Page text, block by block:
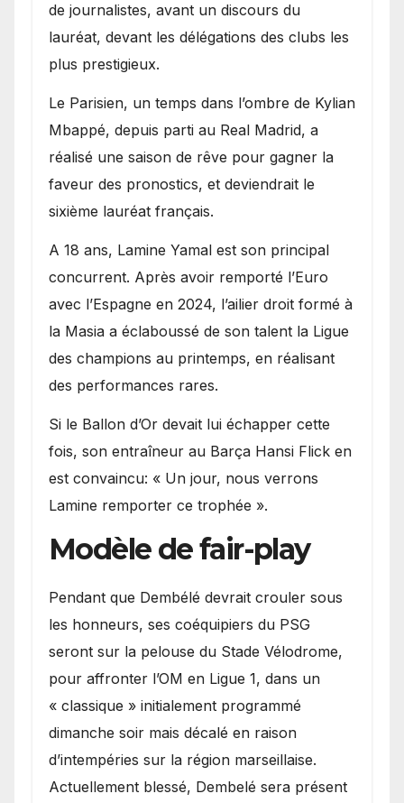
de journalistes, avant un discours du
lauréat, devant les délégations des clubs les
plus prestigieux.
Le Parisien, un temps dans l’ombre de Kylian
Mbappé, depuis parti au Real Madrid, a
réalisé une saison de rêve pour gagner la
faveur des pronostics, et deviendrait le
sixième lauréat français.
A 18 ans, Lamine Yamal est son principal
concurrent. Après avoir remporté l’Euro
avec l’Espagne en 2024, l’ailier droit formé à
la Masia a éclaboussé de son talent la Ligue
des champions au printemps, en réalisant
des performances rares.
Si le Ballon d’Or devait lui échapper cette
fois, son entraîneur au Barça Hansi Flick en
est convaincu: « Un jour, nous verrons
Lamine remporter ce trophée ».
Modèle de fair-play
Pendant que Dembélé devrait crouler sous
les honneurs, ses coéquipiers du PSG
seront sur la pelouse du Stade Vélodrome,
pour affronter l’OM en Ligue 1, dans un
« classique » initialement programmé
dimanche soir mais décalé en raison
d’intempéries sur la région marseillaise.
Actuellement blessé, Dembelé sera présent